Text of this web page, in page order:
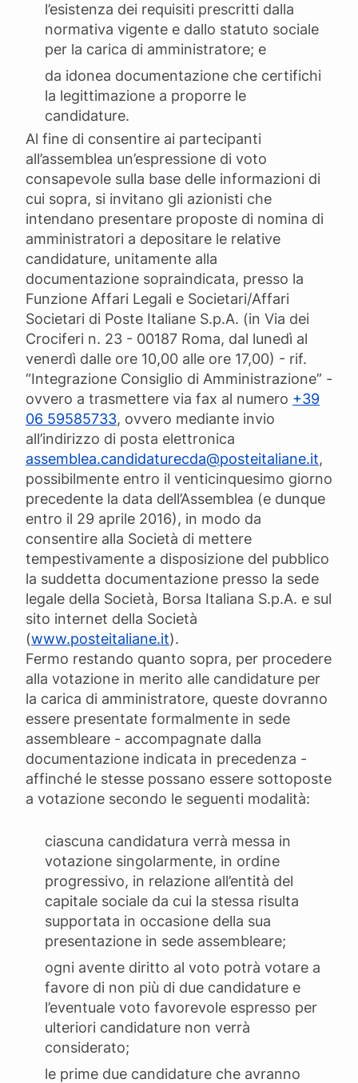
l’esistenza dei requisiti prescritti dalla
normativa vigente e dallo statuto sociale
per la carica di amministratore; e
da idonea documentazione che certifichi
la legittimazione a proporre le
candidature.
Al fine di consentire ai partecipanti
all’assemblea un’espressione di voto
consapevole sulla base delle informazioni di
cui sopra, si invitano gli azionisti che
intendano presentare proposte di nomina di
amministratori a depositare le relative
candidature, unitamente alla
documentazione sopraindicata, presso la
Funzione Affari Legali e Societari/Affari
Societari di Poste Italiane S.p.A. (in Via dei
Crociferi n. 23 - 00187 Roma, dal lunedì al
venerdì dalle ore 10,00 alle ore 17,00) - rif.
“Integrazione Consiglio di Amministrazione” -
ovvero a trasmettere via fax al numero +39
06 59585733, ovvero mediante invio
all’indirizzo di posta elettronica
assemblea.candidaturecda@posteitaliane.it,
possibilmente entro il venticinquesimo giorno
precedente la data dell’Assemblea (e dunque
entro il 29 aprile 2016), in modo da
consentire alla Società di mettere
tempestivamente a disposizione del pubblico
la suddetta documentazione presso la sede
legale della Società, Borsa Italiana S.p.A. e sul
sito internet della Società
(www.posteitaliane.it).
Fermo restando quanto sopra, per procedere
alla votazione in merito alle candidature per
la carica di amministratore, queste dovranno
essere presentate formalmente in sede
assembleare - accompagnate dalla
documentazione indicata in precedenza -
affinché le stesse possano essere sottoposte
a votazione secondo le seguenti modalità:
ciascuna candidatura verrà messa in
votazione singolarmente, in ordine
progressivo, in relazione all’entità del
capitale sociale da cui la stessa risulta
supportata in occasione della sua
presentazione in sede assembleare;
ogni avente diritto al voto potrà votare a
favore di non più di due candidature e
l’eventuale voto favorevole espresso per
ulteriori candidature non verrà
considerato;
le prime due candidature che avranno